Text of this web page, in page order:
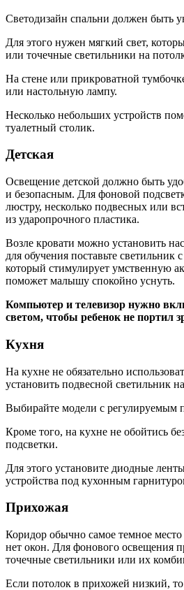
Светодизайн спальни должен быть
Для этого нужен мягкий свет,
или точечные светильники на
На стене или прикроватной
или настольную лампу.
Несколько небольших устройств
туалетный столик.
Детская
Освещение детской должно быть
и безопасным. Для фоновой
люстру, несколько подвесных или
из ударопрочного пластика.
Возле кровати можно установить
для обучения поставьте светильник
который стимулирует умственную
поможет малышу спокойно уснуть.
Компьютер и телевизор нужно
светом, чтобы ребенок не портил
Кухня
На кухне не обязательно
установить подвесной светильник
Выбирайте модели с регулируемым
Кроме того, на кухне не обойтись
подсветки.
Для этого установите диодные
устройства под кухонным
Прихожая
Коридор обычно самое темное место
нет окон. Для фонового освещения
точечные светильники или их
Если потолок в прихожей низкий, то